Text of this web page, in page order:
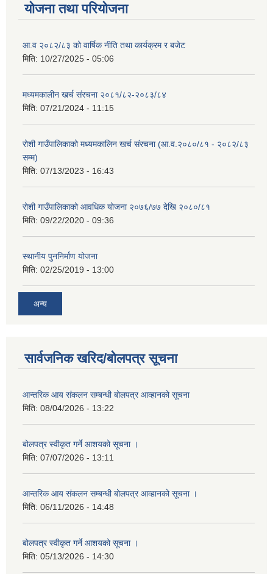
योजना तथा परियोजना
आ.व २०८२/८३ को वार्षिक नीति तथा कार्यक्रम र बजेट
मिति: 10/27/2025 - 05:06
मध्यमकालीन खर्च संरचना २०८१/८२-२०८३/८४
मिति: 07/21/2024 - 11:15
रोशी गाउँपालिकाको मध्यमकालिन खर्च संरचना (आ.व.२०८०/८१ - २०८२/८३
सम्म)
मिति: 07/13/2023 - 16:43
रोशी गाउँपालिकाको आवधिक योजना २०७६/७७ देखि २०८०/८१
मिति: 09/22/2020 - 09:36
स्थानीय पुननिर्माण योजना
मिति: 02/25/2019 - 13:00
अन्य
सार्वजनिक खरिद/बोलपत्र सूचना
आन्तरिक आय संकलन सम्बन्धी बोलपत्र आव्हानको सूचना
मिति: 08/04/2026 - 13:22
बोलपत्र स्वीकृत गर्ने आशयको सूचना ।
मिति: 07/07/2026 - 13:11
आन्तरिक आय संकलन सम्बन्धी बोलपत्र आव्हानको सूचना ।
मिति: 06/11/2026 - 14:48
बोलपत्र स्वीकृत गर्ने आशयको सूचना ।
मिति: 05/13/2026 - 14:30